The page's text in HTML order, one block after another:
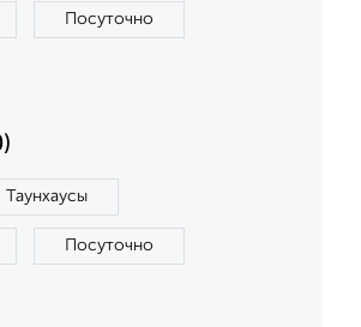
Посуточно
Таунхаусы
Посуточно